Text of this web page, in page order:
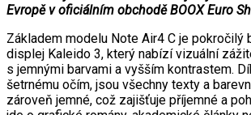
Evropě v oficiálním obchodě BOOX Euro
Základem modelu Note Air4 C je pokročilý
displej Kaleido 3, který nabízí vizuální
s jemnými barvami a vyšším kontrastem.
šetrnému očím, jsou všechny texty a
zároveň jemné, což zajišťuje příjemné a